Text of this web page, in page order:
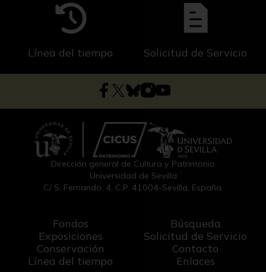
Línea del tiempo Solicitud de Servicio
Dirección general de Cultura y Patrimonio
Universidad de Sevilla
C/ S. Fernando, 4, C.P. 41004-Sevilla, España.
Fondos
Exposiciones
Conservación
Línea del tiempo
Búsqueda
Solicitud de Servicio
Contacto
Enlaces